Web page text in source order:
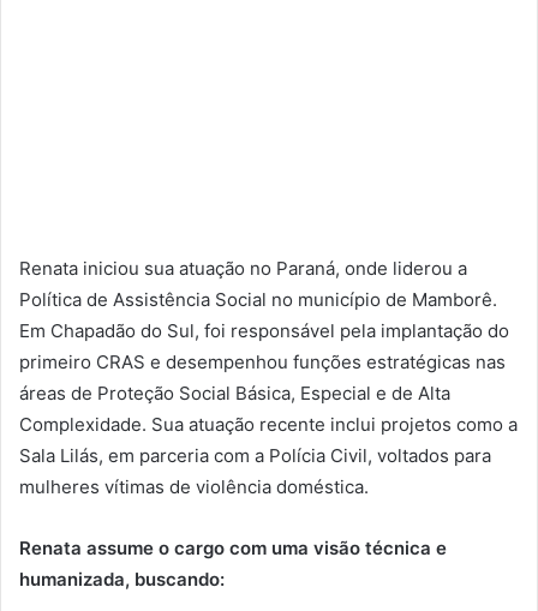
Renata iniciou sua atuação no Paraná, onde liderou a
Política de Assistência Social no município de Mamborê.
Em Chapadão do Sul, foi responsável pela implantação do
primeiro CRAS e desempenhou funções estratégicas nas
áreas de Proteção Social Básica, Especial e de Alta
Complexidade. Sua atuação recente inclui projetos como a
Sala Lilás, em parceria com a Polícia Civil, voltados para
mulheres vítimas de violência doméstica.
Renata assume o cargo com uma visão técnica e
humanizada, buscando: